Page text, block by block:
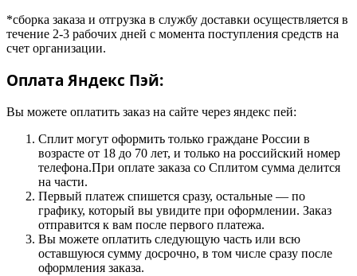
*сборка заказа и отгрузка в службу доставки осуществляется в
течение 2-3 рабочих дней с момента поступления средств на
счет организации.
Оплата Яндекс Пэй:
Вы можете оплатить заказ на сайте через яндекс пей:
Сплит могут оформить только граждане России в
возрасте от 18 до 70 лет, и только на российский номер
телефона.При оплате заказа со Сплитом сумма делится
на части.
Первый платеж спишется сразу, остальные — по
графику, который вы увидите при оформлении. Заказ
отправится к вам после первого платежа.
Вы можете оплатить следующую часть или всю
оставшуюся сумму досрочно, в том числе сразу после
оформления заказа.